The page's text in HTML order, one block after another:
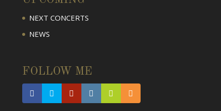
NEXT CONCERTS
NEWS
FOLLOW ME